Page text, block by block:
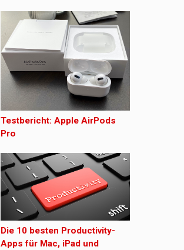
Testbericht: Apple AirPods
Pro
Die 10 besten Productivity-
Apps für Mac, iPad und